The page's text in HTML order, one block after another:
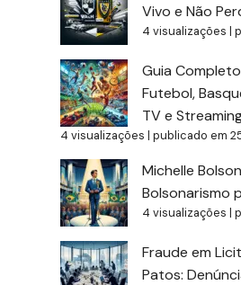
Vivo e Não
4 visualizações |
Guia
Futebol,
TV e
4 visualizações |publicado em
Michelle
Bolsonarismo
4 visualizações |
Fraude em
Patos: